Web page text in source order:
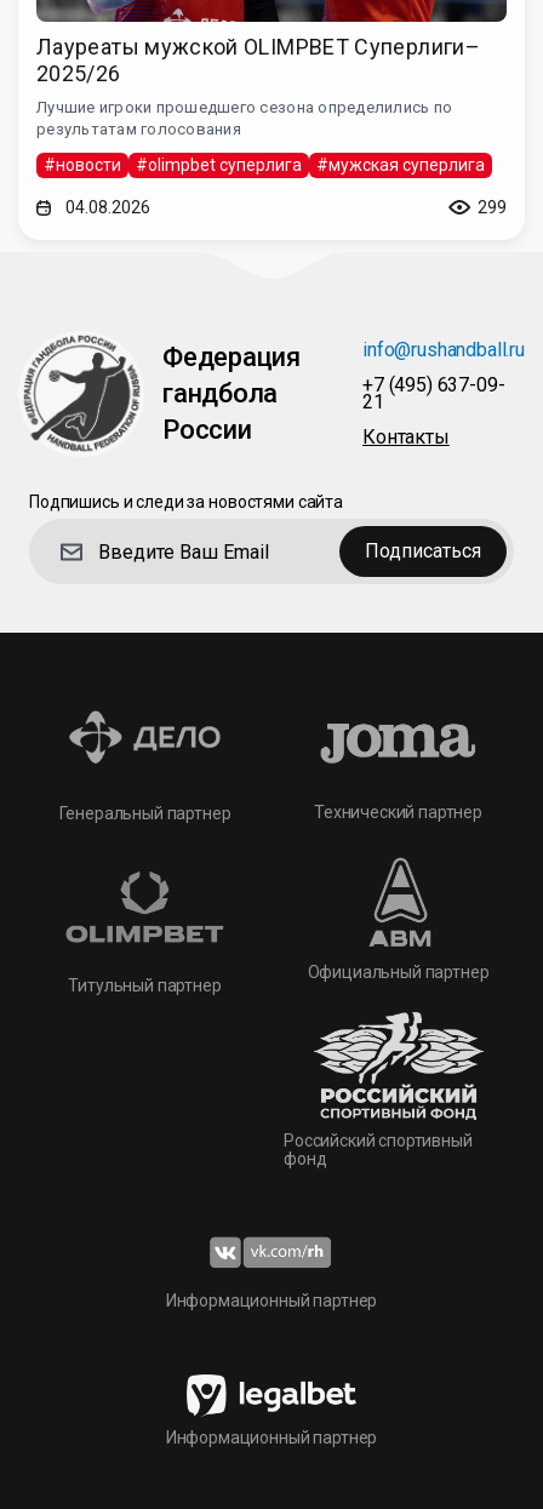
Лауреаты мужской OLIMPBET Суперлиги–
2025/26
Лучшие игроки прошедшего сезона определились по
результатам голосования
#новости #olimpbet суперлига #мужская суперлига
04.08.2026 299
Федерация
гандбола
России
info@rushandball.ru
+7 (495) 637-09-
21
Контакты
Подпишись и следи за новостями сайта
Подписаться
Генеральный партнер
Титульный партнер
Технический партнер
Официальный партнер
Российский спортивный
фонд
Информационный партнер
Информационный партнер